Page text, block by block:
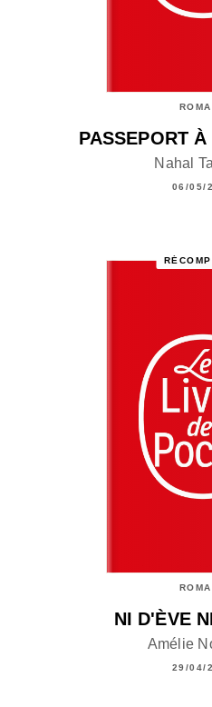
PASSEPORT
Nahal
06/05/
NI D'ÈVE
Amélie
29/04/